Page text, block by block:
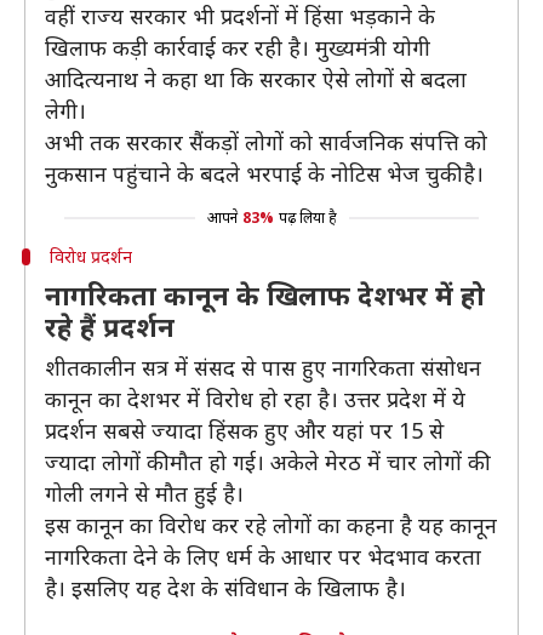
वहीं राज्य सरकार भी प्रदर्शनों में हिंसा भड़काने के
खिलाफ कड़ी कार्रवाई कर रही है। मुख्यमंत्री योगी
आदित्यनाथ ने कहा था कि सरकार ऐसे लोगों से बदला
लेगी।
अभी तक सरकार सैंकड़ों लोगों को सार्वजनिक संपत्ति को
नुकसान पहुंचाने के बदले भरपाई के नोटिस भेज चुकी है।
आपने 83% पढ़ लिया है
विरोध प्रदर्शन
नागरिकता कानून के खिलाफ देशभर में हो
रहे हैं प्रदर्शन
शीतकालीन सत्र में संसद से पास हुए नागरिकता संसोधन
कानून का देशभर में विरोध हो रहा है। उत्तर प्रदेश में ये
प्रदर्शन सबसे ज्यादा हिंसक हुए और यहां पर 15 से
ज्यादा लोगों की मौत हो गई। अकेले मेरठ में चार लोगों की
गोली लगने से मौत हुई है।
इस कानून का विरोध कर रहे लोगों का कहना है यह कानून
नागरिकता देने के लिए धर्म के आधार पर भेदभाव करता
है। इसलिए यह देश के संविधान के खिलाफ है।